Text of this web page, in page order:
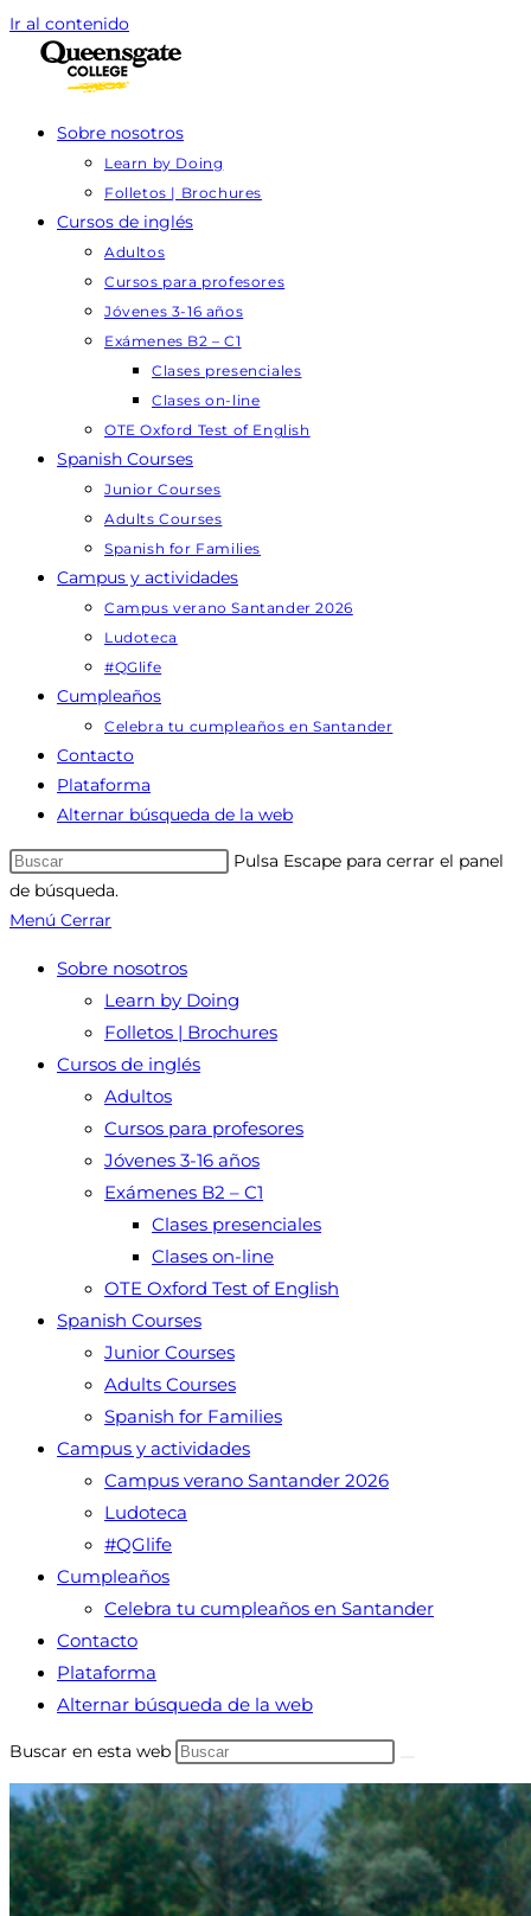
Ir al contenido
Sobre nosotros
Learn by Doing
Folletos | Brochures
Cursos de inglés
Adultos
Cursos para profesores
Jóvenes 3-16 años
Exámenes B2 – C1
Clases presenciales
Clases on-line
OTE Oxford Test of English
Spanish Courses
Junior Courses
Adults Courses
Spanish for Families
Campus y actividades
Campus verano Santander 2026
Ludoteca
#QGlife
Cumpleaños
Celebra tu cumpleaños en Santander
Contacto
Plataforma
Alternar búsqueda de la web
Pulsa Escape para cerrar el panel
de búsqueda.
Menú Cerrar
Sobre nosotros
Learn by Doing
Folletos | Brochures
Cursos de inglés
Adultos
Cursos para profesores
Jóvenes 3-16 años
Exámenes B2 – C1
Clases presenciales
Clases on-line
OTE Oxford Test of English
Spanish Courses
Junior Courses
Adults Courses
Spanish for Families
Campus y actividades
Campus verano Santander 2026
Ludoteca
#QGlife
Cumpleaños
Celebra tu cumpleaños en Santander
Contacto
Plataforma
Alternar búsqueda de la web
Buscar en esta web